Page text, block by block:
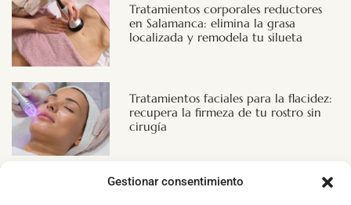
Gestionar consentimiento
Tratamientos corporales reductores
en Salamanca: elimina la grasa
localizada y remodela tu silueta
Tratamientos faciales para la flacidez:
recupera la firmeza de tu rostro sin
cirugía